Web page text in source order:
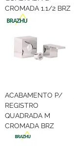
CROMADA 1.1/2 BRZ
ACABAMENTO P/
REGISTRO
QUADRADA M
CROMADA BRZ